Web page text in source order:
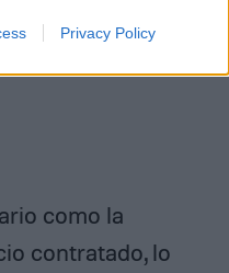
Privacy Policy
como la
contratado, lo